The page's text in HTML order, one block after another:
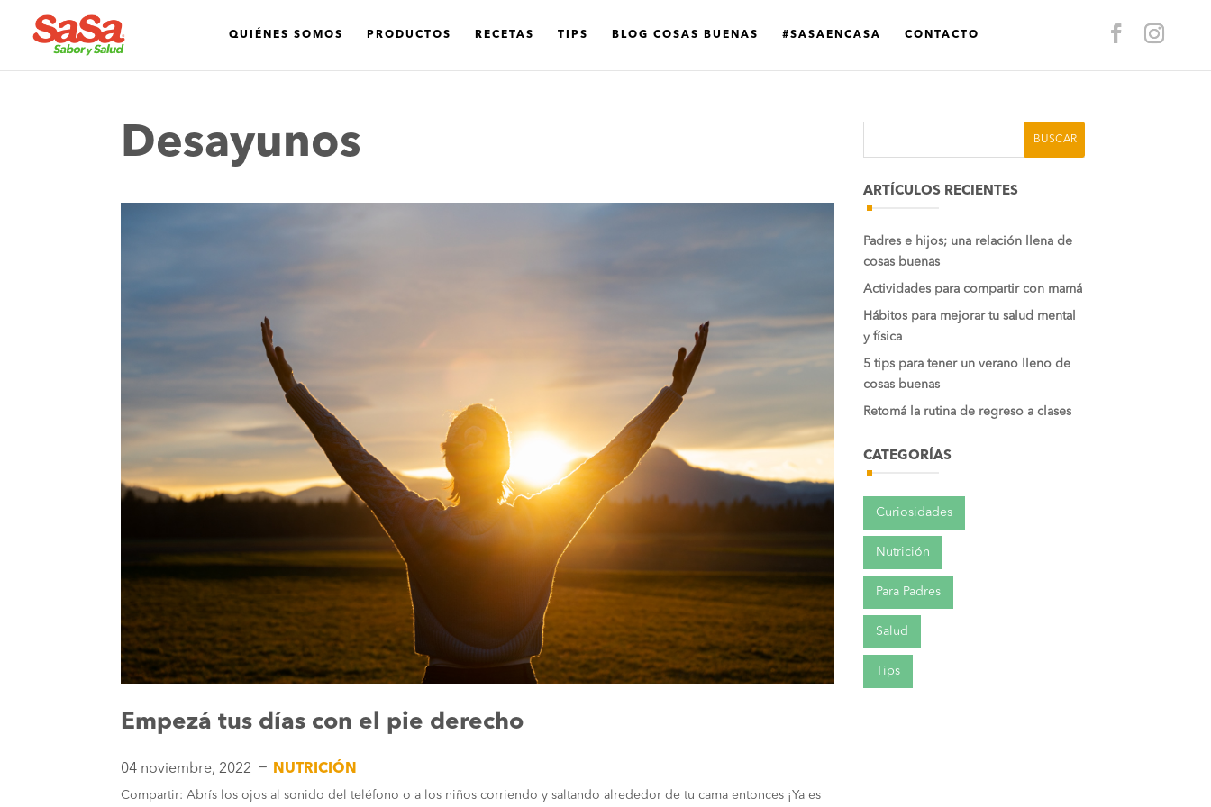
QUIÉNES SOMOS PRODUCTOS RECETAS TIPS BLOG COSAS BUENAS #SASAENCASA CONTACTO
Desayunos
Empezá tus días con el pie derecho
04 noviembre, 2022 K NUTRICIÓN
Compartir: Abrís los ojos al sonido del teléfono o a los niños corriendo y saltando alrededor de tu cama entonces ¡Ya es
ARTÍCULOS RECIENTES
Padres e hijos; una relación llena de
cosas buenas
Actividades para compartir con mamá
Hábitos para mejorar tu salud mental
y física
5 tips para tener un verano lleno de
cosas buenas
Retomá la rutina de regreso a clases
CATEGORÍAS
Curiosidades
Nutrición
Para Padres
Salud
Tips